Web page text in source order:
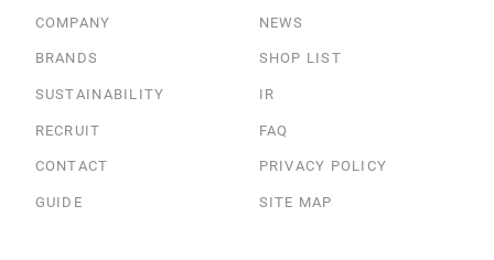
COMPANY NEWS
BRANDS SHOP LIST
SUSTAINABILITY IR
RECRUIT FAQ
CONTACT PRIVACY POLICY
GUIDE SITE MAP